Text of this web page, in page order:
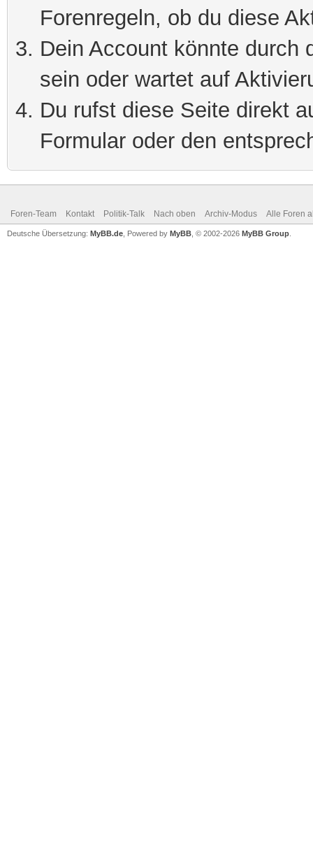
Forenregeln, ob du diese
Dein Account könnte durch
sein oder wartet auf
Du rufst diese Seite direkt
Formular oder den
Foren-Team Kontakt Politik-Talk Nach oben Archiv-Modus Alle Foren
Deutsche Übersetzung: MyBB.de , Powered by MyBB , © 2002-2026 MyBB Group